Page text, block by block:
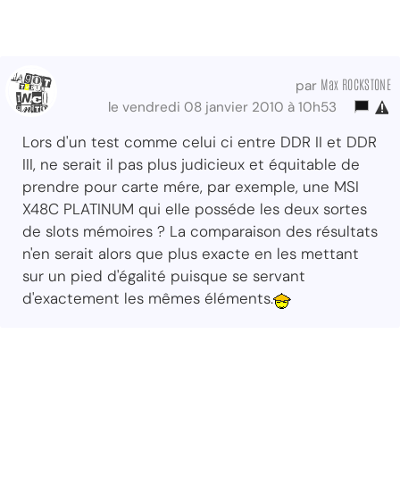
par Max ROCKSTONE
le vendredi 08 janvier 2010 à 10h53
Lors d'un test comme celui ci entre DDR II et DDR
III, ne serait il pas plus judicieux et équitable de
prendre pour carte mére, par exemple, une MSI
X48C PLATINUM qui elle posséde les deux sortes
de slots mémoires ? La comparaison des résultats
n'en serait alors que plus exacte en les mettant
sur un pied d'égalité puisque se servant
d'exactement les mêmes éléments.